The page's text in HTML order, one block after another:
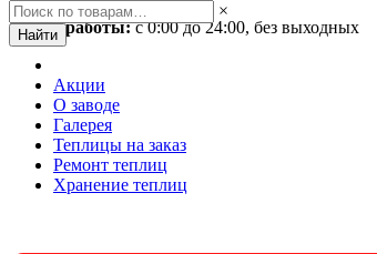
×
Найти
Время работы:с 0:00 до 24:00, без выходных
Акции
О заводе
Галерея
Теплицы на заказ
Ремонт теплиц
Хранение теплиц